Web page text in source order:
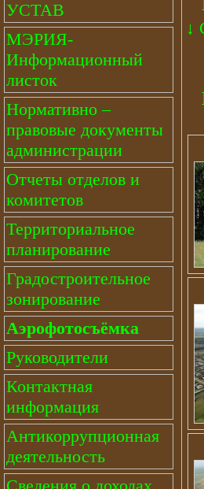
УСТАВ
МЭРИЯ-
Информационный
листок
Нормативно –
правовые документы
администрации
Отчеты отделов и
комитетов
Территориальное
планирование
Градостроительное
зонирование
Аэрофотосъёмка
Руководители
Контактная
информация
Антикоррупционная
деятельность
↓